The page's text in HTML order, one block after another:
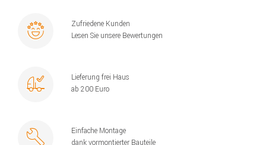
Zufriedene Kunden
Lesen Sie unsere Bewertungen
Lieferung frei Haus
ab 200 Euro
Einfache Montage
dank vormontierter Bauteile